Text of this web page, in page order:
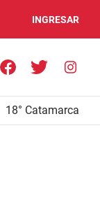
INGRESAR
18° Catamarca